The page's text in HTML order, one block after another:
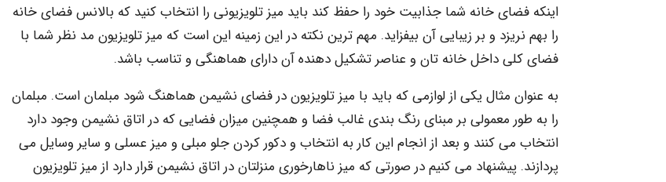
اینکه فضای خانه شما جذابیت خود را حفظ کند باید میز تلویزیونی را انتخاب کنید که بالانس فضای خانه
را بهم نریزد و بر زیبایی آن بیفزاید. مهم ترین نکته در این زمینه این است که میز تلویزیون مد نظر شما با
فضای کلی داخل خانه تان و عناصر تشکیل دهنده آن دارای هماهنگی و تناسب باشد.
به عنوان مثال یکی از لوازمی که باید با میز تلویزیون در فضای نشیمن هماهنگ شود مبلمان است. مبلمان
را به طور معمولی بر مبنای رنگ بندی غالب فضا و همچنین میزان فضایی که در اتاق نشیمن وجود دارد
انتخاب می کنند و بعد از انجام این کار به انتخاب و دکور کردن جلو مبلی و میز عسلی و سایر وسایل می
پردازند. پیشنهاد می کنیم در صورتی که میز ناهارخوری منزلتان در اتاق نشیمن قرار دارد از میز تلویزیون